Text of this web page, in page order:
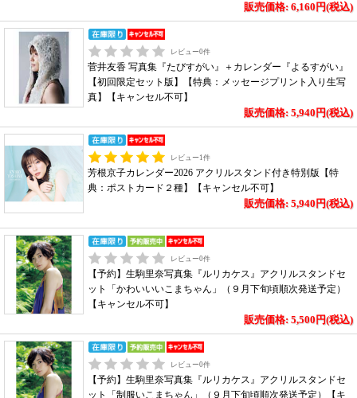
販売価格: 6,160円(税込)
レビュー0件
菅井友香 写真集『たびすがい』＋カレンダー『よるすがい』
【初回限定セット版】【特典：メッセージプリント入り生写
真】【キャンセル不可】
販売価格: 5,940円(税込)
レビュー1件
芳根京子カレンダー2026 アクリルスタンド付き特別版【特
典：ポストカード２種】【キャンセル不可】
販売価格: 5,940円(税込)
レビュー0件
【予約】生駒里奈写真集『ルリカケス』アクリルスタンドセ
ット「かわいいいこまちゃん」（９月下旬頃順次発送予定）
【キャンセル不可】
販売価格: 5,500円(税込)
レビュー0件
【予約】生駒里奈写真集『ルリカケス』アクリルスタンドセ
ット「制服いこまちゃん」（９月下旬頃順次発送予定）【キ